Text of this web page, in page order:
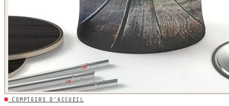
COMPTOIRS D'ACCUEIL